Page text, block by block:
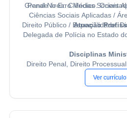
Grande área: Ciências Sociais
Ciências Sociais Aplicadas /
Direito Público / Especialidade:
Penal No Erro Médico.
Atuação
Delegada de Polícia no Estado
Disciplinas
Direito Penal, Direito
Ver currículo